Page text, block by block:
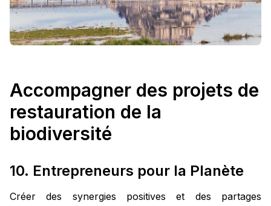
Accompagner des projets de
restauration de la
biodiversité
10. Entrepreneurs pour la Planète
Créer des synergies positives et des partages